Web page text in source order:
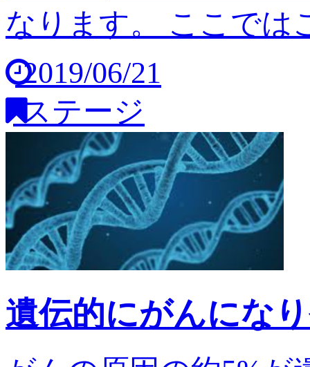
なります。 ここでは
2019/06/21
ステージ
遺伝的にがんにな